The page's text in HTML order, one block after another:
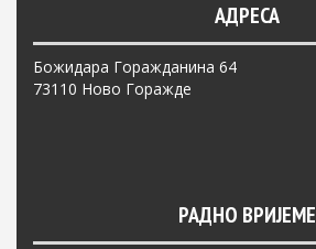
АДРЕСА
Божидара Горажданина 64
73110 Ново Горажде
РАДНО ВРИЈЕМЕ